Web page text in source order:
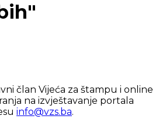
"
član Vijeća za štampu i online
na izvještavanje portala
info@vzs.ba.